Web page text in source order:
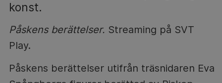
konst.
Påskens berättelser. Streaming på SVT
Play.
Påskens berättelser utifrån träsnidaren Eva